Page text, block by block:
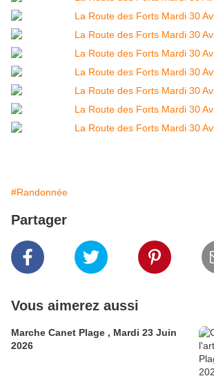
#Randonnée
Partager
Vous aimerez aussi
Marche Canet Plage , Mardi 23 Juin
2026